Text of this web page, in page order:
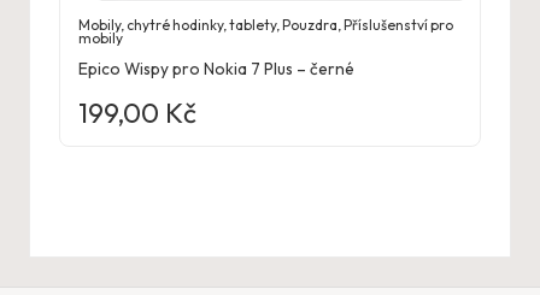
Mobily, chytré hodinky, tablety,Pouzdra ,Příslušenství pro
mobily
Epico Wispy pro Nokia 7 Plus – černé
199,00 Kč